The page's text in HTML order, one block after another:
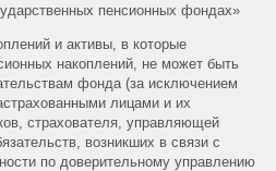
пенсионных фондах»
и активы, в которые
накоплений, не может быть
фонда (за исключением
лицами и их
страхователя, управляющей
возникших в связи с
по доверительному управлению